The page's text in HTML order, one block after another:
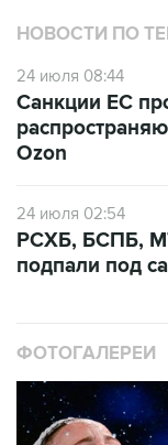
НОВОСТИ ПО
24 июля 08:44
Санкции ЕС
Ozon
24 июля 02:54
РСХБ, БСПБ,
подпали под
ФОТОГАЛЕРЕИ